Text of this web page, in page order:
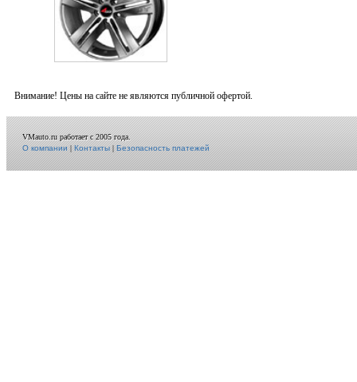
Внимание! Цены на сайте не являются публичной офертой.
VMauto.ru работает с 2005 года.
О компании|Контакты|Безопасность платежей